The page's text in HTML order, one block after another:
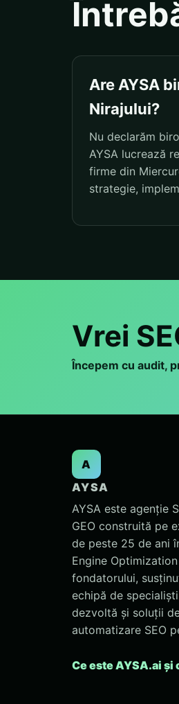
Are AYSA
Nirajului?
Nu declarăm
AYSA lucrează
firme din
strategie,
Vrei
Începem cu audit,
A
AYSA
AYSA este agenție
GEO construită pe
de peste 25 de ani
Engine Optimization
fondatorului,
echipă de
dezvoltă și soluții
automatizare SEO
Ce este AYSA.ai și